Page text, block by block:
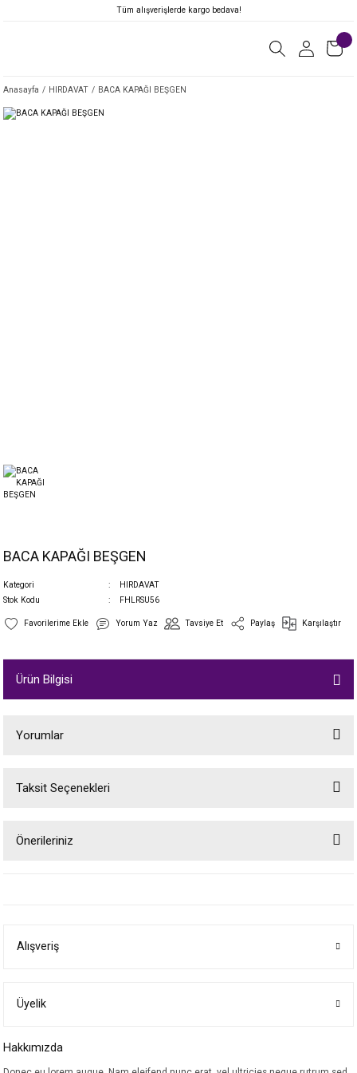
Tüm alışverişlerde kargo bedava!
Anasayfa HIRDAVAT BACA KAPAĞI BEŞGEN
BACA KAPAĞI BEŞGEN
Kategori
HIRDAVAT
Stok Kodu
FHLRSU56
Yorum Yaz Tavsiye Et Paylaş Karşılaştır
Ürün Bilgisi
Yorumlar
Taksit Seçenekleri
Önerileriniz
Ürün bilgilerinde hatalar bulunuyor.
Bu ürüne benzer farklı alternatifler olmalı.
Alışveriş
Üyelik
Hakkımızda